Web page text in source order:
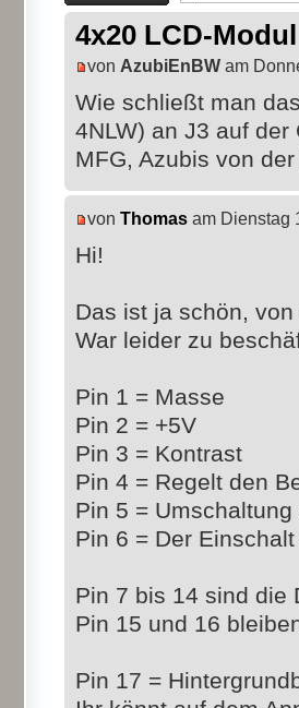
4x20 LCD-Modul
von AzubiEnBW am
Wie schließt man
4NLW) an J3 auf
MFG, Azubis von
von Thomas am Dienstag
Hi!
Das ist ja schön,
War leider zu
Pin 1 = Masse
Pin 2 = +5V
Pin 3 = Kontrast
Pin 4 = Regelt den
Pin 5 =
Pin 6 = Der
Pin 7 bis 14 sind die
Pin 15 und 16
Pin 17 =